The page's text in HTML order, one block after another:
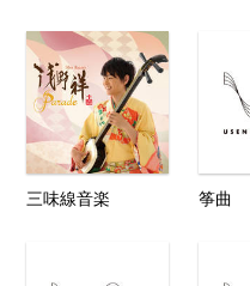
三味線音楽 筝曲